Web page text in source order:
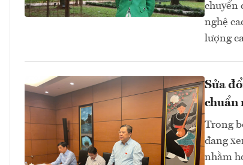
chuyển
nghệ
lượng
Sửa
chuẩn
Trong
đang
nhằm